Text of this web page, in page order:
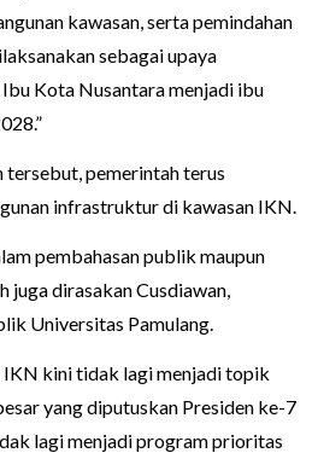
kawasan, serta pemindahan
sebagai upaya
Kota Nusantara menjadi ibu
tersebut, pemerintah terus
infrastruktur di kawasan IKN.
pembahasan publik maupun
juga dirasakan Cusdiawan,
Universitas Pamulang.
IKN kini tidak lagi menjadi topik
yang diputuskan Presiden ke-7
lagi menjadi program prioritas